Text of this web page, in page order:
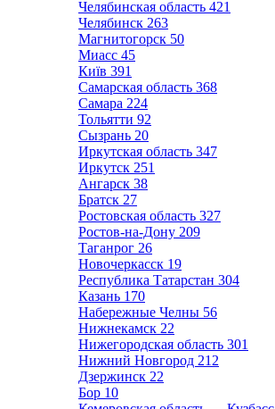
Челябинская область 421
Челябинск 263
Магнитогорск 50
Миасс 45
Київ 391
Самарская область 368
Самара 224
Тольятти 92
Сызрань 20
Иркутская область 347
Иркутск 251
Ангарск 38
Братск 27
Ростовская область 327
Ростов-на-Дону 209
Таганрог 26
Новочеркасск 19
Республика Татарстан 304
Казань 170
Набережные Челны 56
Нижнекамск 22
Нижегородская область 301
Нижний Новгород 212
Дзержинск 22
Бор 10